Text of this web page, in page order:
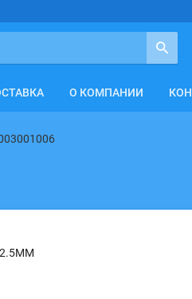
О КОМПАНИИ